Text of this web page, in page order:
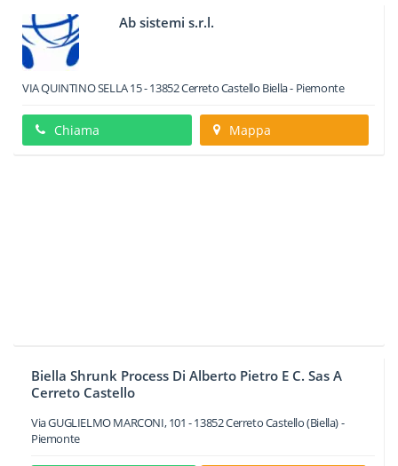
Ab sistemi s.r.l.
VIA QUINTINO SELLA 15-13852Cerreto Castello Biella - Piemonte
Chiama Mappa
Biella Shrunk Process Di Alberto Pietro E C. Sas A
Cerreto Castello
Via GUGLIELMO MARCONI, 101 -13852Cerreto Castello(Biella) -
Piemonte